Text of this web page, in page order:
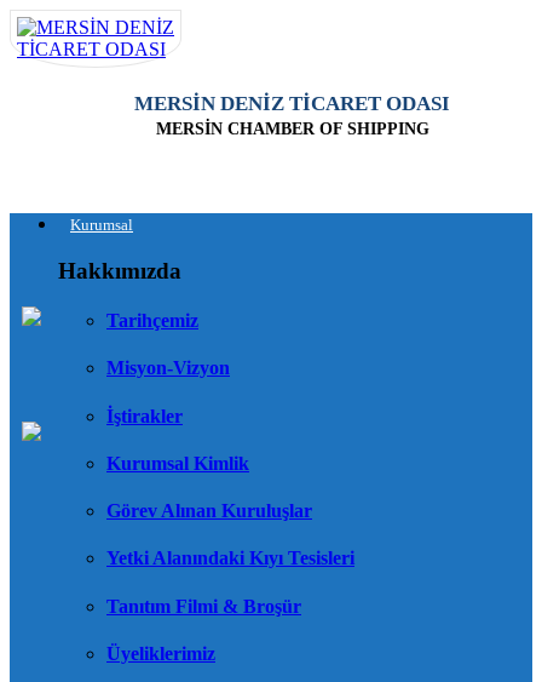
MERSİN DENİZ TİCARET ODASI
MERSİN CHAMBER OF SHIPPING
Kurumsal
Hakkımızda
Tarihçemiz
Misyon-Vizyon
İştirakler
Kurumsal Kimlik
Görev Alınan Kuruluşlar
Yetki Alanındaki Kıyı Tesisleri
Tanıtım Filmi & Broşür
Üyeliklerimiz